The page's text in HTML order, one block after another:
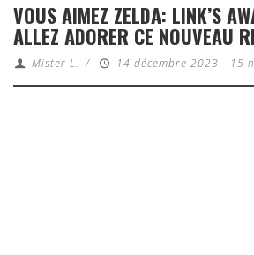
VOUS AIMEZ ZELDA: LINK’S
ALLEZ ADORER CE NOUVEAU
Mister L. / 14 décembre 2023 - 15